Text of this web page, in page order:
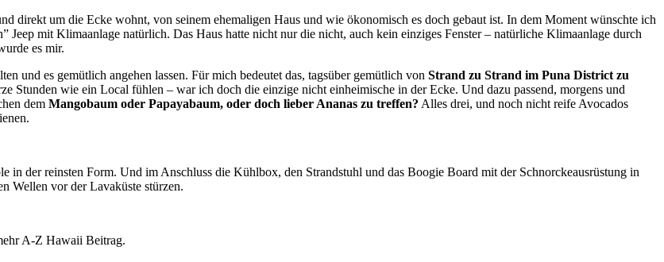
direkt um die Ecke wohnt, von seinem ehemaligen Haus und wie ökonomisch es doch gebaut ist. In dem Moment wünschte ich
mit Klimaanlage natürlich. Das Haus hatte nicht nur die nicht, auch kein einziges Fenster – natürliche Klimaanlage durch
es mir.
und es gemütlich angehen lassen. Für mich bedeutet das, tagsüber gemütlich von Strand zu Strand im Puna District zu
Stunden wie ein Local fühlen – war ich doch die einzige nicht einheimische in der Ecke. Und dazu passend, morgens und
dem Mangobaum oder Papayabaum, oder doch lieber Ananas zu treffen? Alles drei, und noch nicht reife Avocados
in der reinsten Form. Und im Anschluss die Kühlbox, den Strandstuhl und das Boogie Board mit der Schnorckeausrüstung in
Wellen vor der Lavaküste stürzen.
A-Z Hawaii Beitrag.